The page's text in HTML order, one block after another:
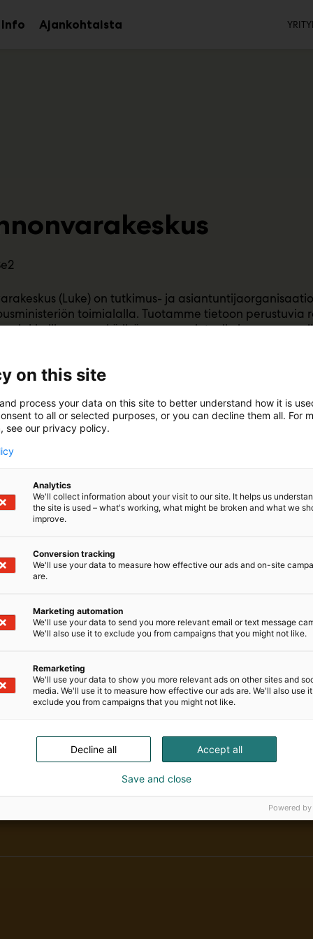
InfoAvaaAjankohtaista
(Luke) on tutkimus- ja
toimialalla. Tuotamme tietoon perustuvia
sekä lisäarvoa uusiutuviin
ja kilpailukykyiselle elinkeinotoiminnalle. Tuemme
uusiutuvien luonnonvarojen kestävän ja
on vuosittain meneillään lähes 600 tutkimushanketta,
julkaisivat 764 vertaisarvioitua tieteellistä julkaisua.
lisäksi Lukella on lakisääteisiä
ja tarjoaa tutkimukseen perustuvia palveluita
Alan
on this site
process your data on this site to better understand how it is
to all or selected purposes, or you can decline them all. For
see our privacy policy.
Analytics
We'll collect information about your visit to our site. It helps us
the site is used – what's working, what might be broken and what we
improve.
Conversion tracking
We'll use your data to measure how effective our ads and on-site
are.
Marketing automation
We'll use your data to send you more relevant email or text message
We'll also use it to exclude you from campaigns that you might not like.
Remarketing
We'll use your data to show you more relevant ads on other sites and
media. We'll use it to measure how effective our ads are. We'll also use
exclude you from campaigns that you might not like.
Accept all
Decline all
Save and close
Powered by